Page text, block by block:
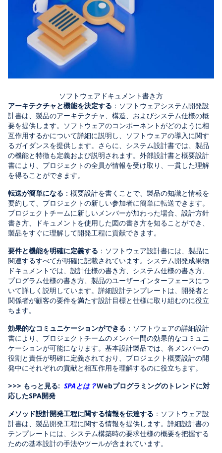
ソフトウェアドキュメント書き方
アーキテクチャと機能を決定する ：ソフトウェアシステム開発設
計書は、製品のアーキテクチャ、構造、およびシステム仕様の概
要を提供します。ソフトウェアのコンポーネントがどのように相
互作用するかについて詳細に説明し、ソフトウェアの導入に関す
るガイダンスを提供します。さらに、システム設計書では、製品
の機能と特徴も定義および説明されます。外部設計書と概要設計
書により、プロジェクトの全員が情報を受け取り、一貫した理解
を得ることができます。
転送が簡単になる ：概要設計を書くことで、製品の知識と情報を
要約して、プロジェクトの新しい参加者に簡単に転送できます。
プロジェクトチームに新しいメンバーが加わった場合、設計方針
書き方、ドキュメントを使用した図の書き方を知ることができ、
製品をすぐに理解して開発工程に貢献できます。
要件と機能を明確に定義する ：ソフトウェア設計書には、製品に
関連するすべてが明確に記載されています。システム開発成果物
ドキュメントでは、設計仕様の書き方、システム仕様の書き方、
プログラム仕様の書き方、製品のユーザーインターフェースにつ
いて詳しく説明しています。詳細設計テンプレートは、開発者と
関係者が顧客の要件を満たす設計目標と仕様に取り組むのに役立
ちます。
効果的なコミュニケーションができる ：ソフトウェアの詳細設計
書により、プロジェクトチームのメンバー間の効果的なコミュニ
ケーションが可能になります。基本設計製品では、各メンバーの
役割と責任が明確に定義されており、プロジェクト概要設計の開
発中にそれぞれの貢献と相互作用を理解するのに役立ちます。
>>> もっと見る: SPAとは？Webプログラミングのトレンドに対
応したSPA開発
メソッド設計開発工程に関する情報を伝達する ：ソフトウェア設
計書は、製品開発工程に関する情報を提供します。詳細設計書の
テンプレートには、システム構築時の要求仕様の概要を把握する
ための基本設計の手法やツールが含まれています。